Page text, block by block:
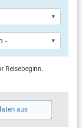
Reisebeginn.
aus